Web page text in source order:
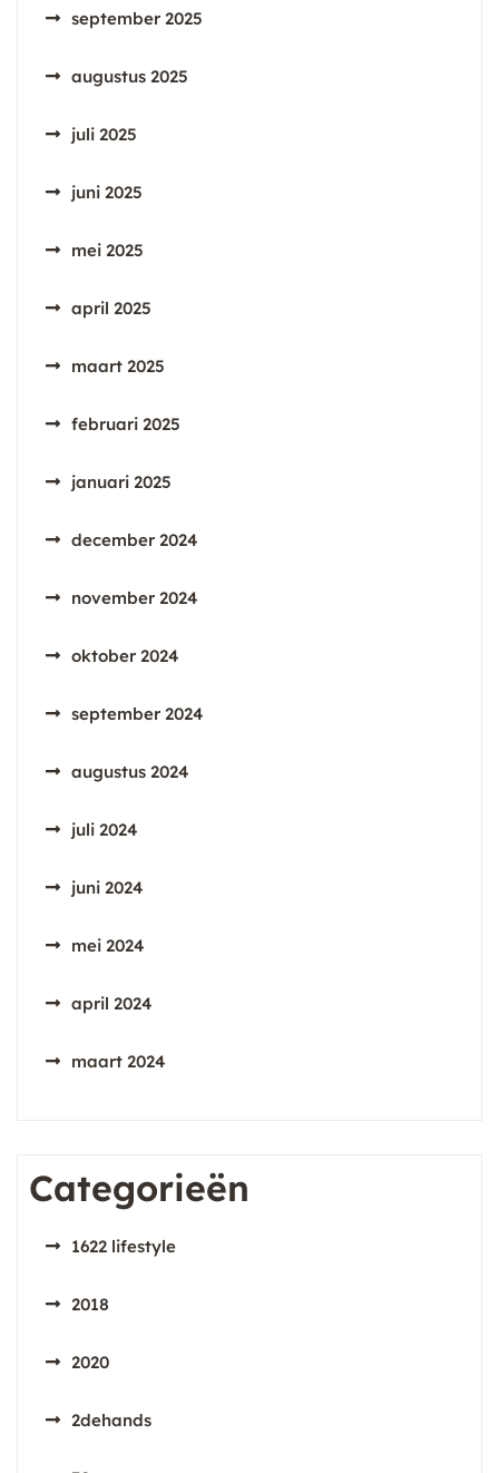
september 2025
augustus 2025
juli 2025
juni 2025
mei 2025
april 2025
maart 2025
februari 2025
januari 2025
december 2024
november 2024
oktober 2024
september 2024
augustus 2024
juli 2024
juni 2024
mei 2024
april 2024
maart 2024
Categorieën
1622 lifestyle
2018
2020
2dehands